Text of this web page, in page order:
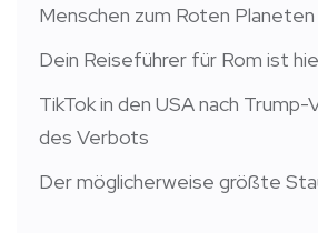
Menschen zum Roten Planeten
Dein Reiseführer für Rom ist
TikTok in den USA nach
des Verbots
Der möglicherweise größte